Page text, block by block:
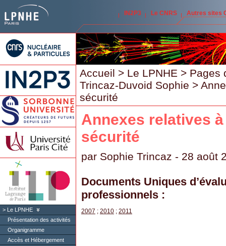
IN2P3 Le CNRS Autres sites
Le LPNHE
Présentation des activités
Organigramme
Accès et Hébergement
Accueil > Le LPNHE > Pages
Trincaz-Duvoid Sophie >
sécurité
Annexes relatives à
sécurité
par Sophie Trincaz - 28 août
Documents Uniques
professionnels :
2007 ; 2010 ; 2011